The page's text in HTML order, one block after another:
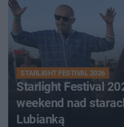
STARLIGHT FESTIVAL 2026
Starlight Festival
weekend nad
Lubianką